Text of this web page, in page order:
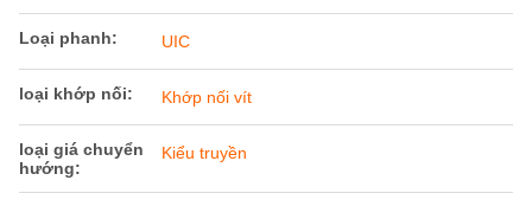
Loại phanh: UIC
loại khớp nối: Khớp nối vít
loại giá chuyển
hướng:
Kiểu truyền